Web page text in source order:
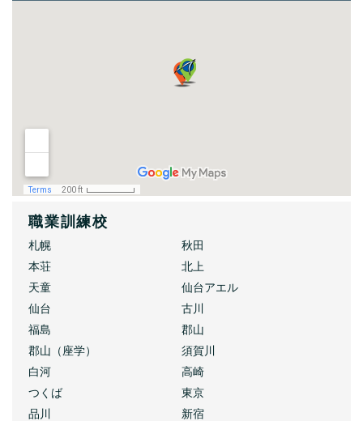
職業訓練校
札幌
秋田
本荘
北上
天童
仙台アエル
仙台
古川
福島
郡山
郡山（座学）
須賀川
白河
高崎
つくば
東京
品川
新宿